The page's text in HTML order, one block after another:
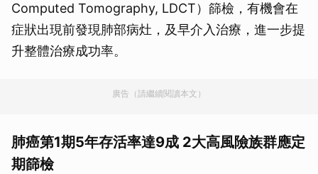
Computed Tomography, LDCT）篩檢，有機會在
症狀出現前發現肺部病灶，及早介入治療，進一步提
升整體治療成功率。
廣告（請繼續閱讀本文）
肺癌第1期5年存活率達9成 2大高風險族群應定
期篩檢